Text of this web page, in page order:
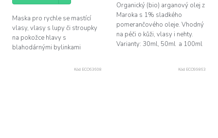
Maska pro rychle se mastící
vlasy, vlasy s lupy či stroupky
na pokožce hlavy s
blahodárnými bylinkami
Organický (bio) arganový olej z
Maroka s 1% sladkého
pomerančového oleje. Vhodný
na péči o kůži, vlasy i nehty.
Varianty: 30ml, 50ml a 100ml
Kód: ECO63608 Kód: ECO99863